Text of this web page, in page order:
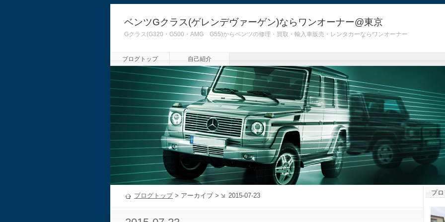
ベンツGクラス(ゲレンデヴァーゲン)ならワンオーナー@東京
Gクラス(G320・G500・AMG G55)からベンツの修理・買取・輸入車販売・レンタカーならワンオーナー
ブログトップ 自己紹介
ブログトップ> アーカイブ > 2015-07-23 プ